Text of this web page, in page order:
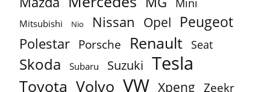
Mini
Mitsubishi Nio Nissan Opel Peugeot
Polestar Porsche Renault Seat
Skoda Subaru Suzuki Tesla
Toyota Volvo VW Xpeng Zeekr